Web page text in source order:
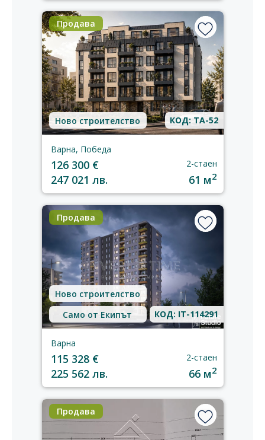
Продава
Ново строителство КОД: TA-52
Варна, Победа
126 300 €
247 021 лв.
2-стаен
61 м2
Продава
Ново строителство
Само от Екипът
КОД: IT-114291
Варна
115 328 €
225 562 лв.
2-стаен
66 м2
Продава